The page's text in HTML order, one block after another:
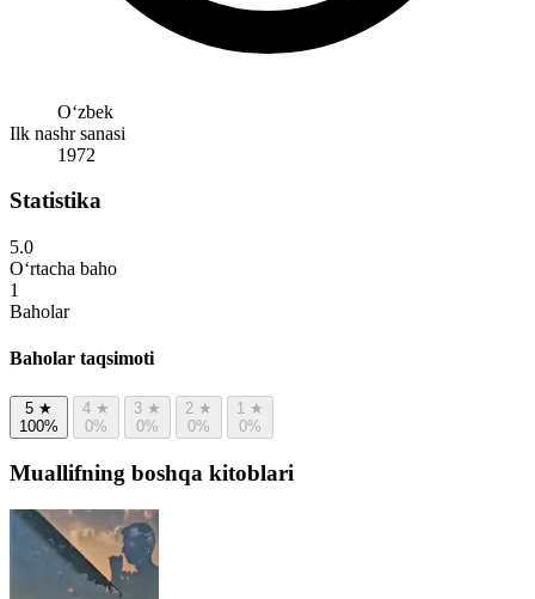
Oʻzbek
Ilk nashr sanasi
1972
Statistika
5.0
O‘rtacha baho
1
Baholar
Baholar taqsimoti
5 ★
100%
4 ★
0%
3 ★
0%
2 ★
0%
1 ★
0%
Muallifning boshqa kitoblari